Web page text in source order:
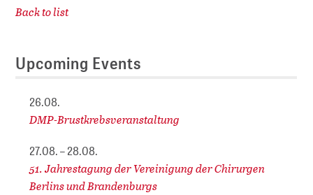
Back to list
Upcoming Events
26.08.
DMP-Brustkrebsveranstaltung
27.08. – 28.08.
51. Jahrestagung der Vereinigung der Chirurgen
Berlins und Brandenburgs